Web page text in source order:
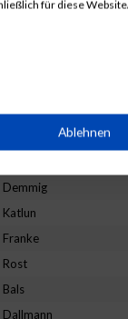
Jenning
Krenzel
Demmig
Katlun
Franke
Rost
Bals
Dallmann
für diese
auf einem
von Werbeanzeigen
Werbung
Ablehnen